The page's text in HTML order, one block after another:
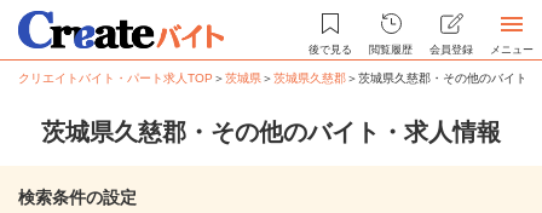
後で見る 閲覧履歴 会員登録 メニュー
クリエイトバイト・パート求人TOP ＞茨城県＞茨城県久慈郡＞茨城県久慈郡・その他のバイト
茨城県久慈郡・その他のバイト・求人情報
検索条件の設定